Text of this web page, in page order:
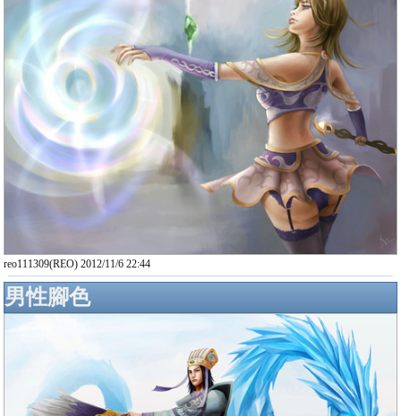
reo111309(REO) 2012/11/6 22:44
男性腳色